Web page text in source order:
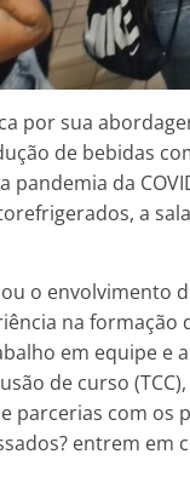
por sua
de bebidas
pandemia da
a
o envolvimento
na formação
em equipe e
de curso
parcerias com
entrem em